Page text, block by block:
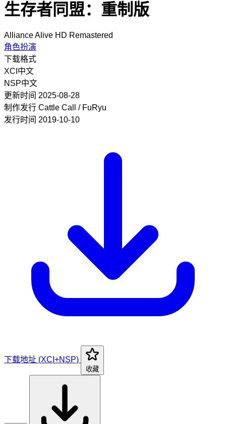
生存者同盟：重制版
Alliance Alive HD Remastered
角色扮演
下载格式
XCI 中文
NSP中文
更新时间 2025-08-28
制作发行 Cattle Call / FuRyu
发行时间 2019-10-10
下载地址 (XCI+NSP)
收藏